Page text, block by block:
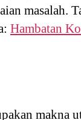
masalah.
Hambatan
makna